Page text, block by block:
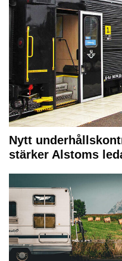
Nytt
stärker Alstoms